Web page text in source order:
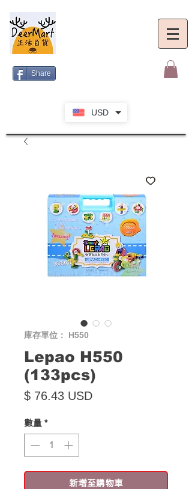
USD
Share
庫存單位： H550
Lepao H550
(133pcs)
$ 76.43 USD價格
數量 *
新增至購物車